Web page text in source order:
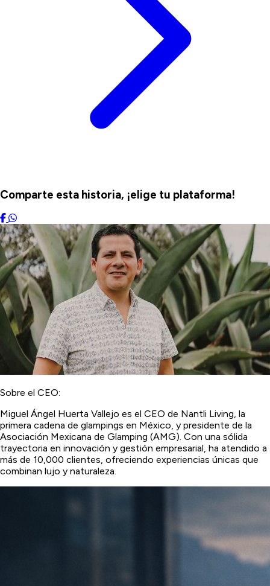
Comparte esta historia, ¡elige tu plataforma!
Sobre el CEO:
Miguel Ángel Huerta Vallejo es el CEO de Nantli Living, la
primera cadena de glampings en México, y presidente de la
Asociación Mexicana de Glamping (AMG). Con una sólida
trayectoria en innovación y gestión empresarial, ha atendido a
más de 10,000 clientes, ofreciendo experiencias únicas que
combinan lujo y naturaleza.